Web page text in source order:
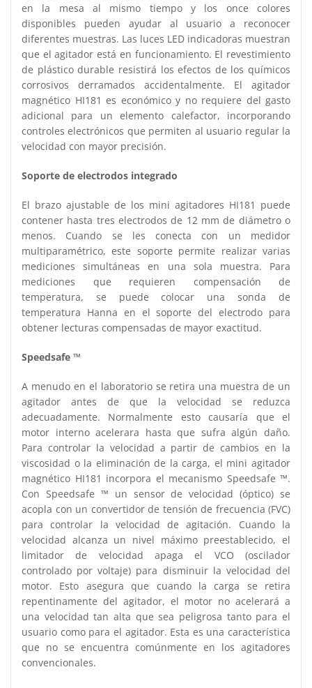
en la mesa al mismo tiempo y los once colores
disponibles pueden ayudar al usuario a reconocer
diferentes muestras. Las luces LED indicadoras muestran
que el agitador está en funcionamiento. El revestimiento
de plástico durable resistirá los efectos de los químicos
corrosivos derramados accidentalmente. El agitador
magnético HI181 es económico y no requiere del gasto
adicional para un elemento calefactor, incorporando
controles electrónicos que permiten al usuario regular la
velocidad con mayor precisión.
Soporte de electrodos integrado
El brazo ajustable de los mini agitadores HI181 puede
contener hasta tres electrodos de 12 mm de diámetro o
menos. Cuando se les conecta con un medidor
multiparamétrico, este soporte permite realizar varias
mediciones simultáneas en una sola muestra. Para
mediciones que requieren compensación de
temperatura, se puede colocar una sonda de
temperatura Hanna en el soporte del electrodo para
obtener lecturas compensadas de mayor exactitud.
Speedsafe ™
A menudo en el laboratorio se retira una muestra de un
agitador antes de que la velocidad se reduzca
adecuadamente. Normalmente esto causaría que el
motor interno acelerara hasta que sufra algún daño.
Para controlar la velocidad a partir de cambios en la
viscosidad o la eliminación de la carga, el mini agitador
magnético HI181 incorpora el mecanismo Speedsafe ™.
Con Speedsafe ™ un sensor de velocidad (óptico) se
acopla con un convertidor de tensión de frecuencia (FVC)
para controlar la velocidad de agitación. Cuando la
velocidad alcanza un nivel máximo preestablecido, el
limitador de velocidad apaga el VCO (oscilador
controlado por voltaje) para disminuir la velocidad del
motor. Esto asegura que cuando la carga se retira
repentinamente del agitador, el motor no acelerará a
una velocidad tan alta que sea peligrosa tanto para el
usuario como para el agitador. Esta es una característica
que no se encuentra comúnmente en los agitadores
convencionales.